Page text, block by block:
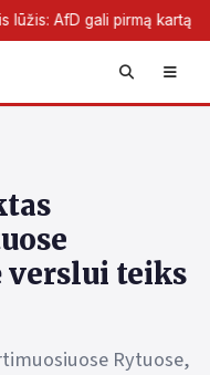
kartą perimti žemės
verslui teiks
Rytuose,